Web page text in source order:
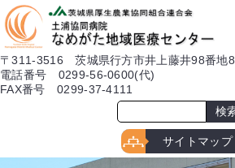
本文へ
〒311-3516 茨城県行方市井上藤井98番地8
電話番号 0299-56-0600(代)
FAX番号 0299-37-4111
サイトマップ